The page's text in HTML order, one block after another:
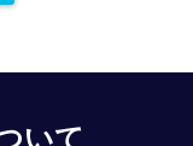
いて